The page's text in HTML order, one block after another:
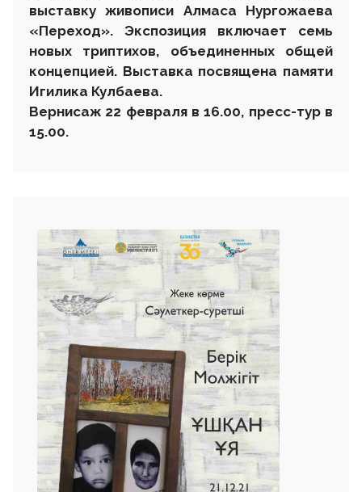
выставку живописи Алмаса Нургожаева
«Переход». Экспозиция включает семь
новых триптихов, объединенных общей
концепцией. Выставка посвящена памяти
Игилика Кулбаева.
Вернисаж 22 февраля в 16.00, пресс-тур в
15.00.